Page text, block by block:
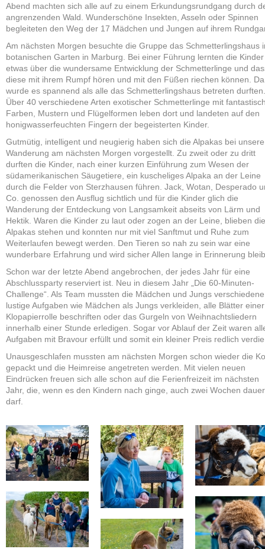
Abend machten sich alle auf zu einem Erkundungsrundgang durch
angrenzenden Wald. Wunderschöne Insekten, Asseln oder Spinnen
begleiteten den Weg der 17 Mädchen und Jungen auf ihrem
Am nächsten Morgen besuchte die Gruppe das Schmetterlingshaus
botanischen Garten in Marburg. Bei einer Führung lernten die Kinder
etwas über die wundersame Entwicklung der Schmetterlinge und
diese mit ihrem Rumpf hören und mit den Füßen riechen können.
wurde es spannend als alle das Schmetterlingshaus betreten durften.
Über 40 verschiedene Arten exotischer Schmetterlinge mit
Farben, Mustern und Flügelformen leben dort und landeten auf den
honigwasserfeuchten Fingern der begeisterten Kinder.
Gutmütig, intelligent und neugierig haben sich die Alpakas bei
Wanderung am nächsten Morgen vorgestellt. Zu zweit oder zu dritt
durften die Kinder, nach einer kurzen Einführung zum Wesen der
südamerikanischen Säugetiere, ein kuscheliges Alpaka an der Leine
durch die Felder von Sterzhausen führen. Jack, Wotan, Desperado
Co. genossen den Ausflug sichtlich und für die Kinder glich die
Wanderung der Entdeckung von Langsamkeit abseits von Lärm und
Hektik. Waren die Kinder zu laut oder zogen an der Leine, blieben die
Alpakas stehen und konnten nur mit viel Sanftmut und Ruhe zum
Weiterlaufen bewegt werden. Den Tieren so nah zu sein war eine
wunderbare Erfahrung und wird sicher Allen lange in Erinnerung
Schon war der letzte Abend angebrochen, der jedes Jahr für eine
Abschlussparty reserviert ist. Neu in diesem Jahr „Die 60-Minuten-
Challenge“. Als Team mussten die Mädchen und Jungs verschiedene
lustige Aufgaben wie Mädchen als Jungs verkleiden, alle Blätter einer
Klopapierrolle beschriften oder das Gurgeln von Weihnachtsliedern
innerhalb einer Stunde erledigen. Sogar vor Ablauf der Zeit waren
Aufgaben mit Bravour erfüllt und somit ein kleiner Preis redlich
Unausgeschlafen mussten am nächsten Morgen schon wieder die
gepackt und die Heimreise angetreten werden. Mit vielen neuen
Eindrücken freuen sich alle schon auf die Ferienfreizeit im nächsten
Jahr, die, wenn es den Kindern nach ginge, auch zwei Wochen
darf.